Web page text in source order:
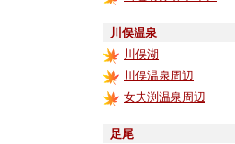
川俣温泉
川俣湖
川俣温泉周辺
女夫渕温泉周辺
足尾